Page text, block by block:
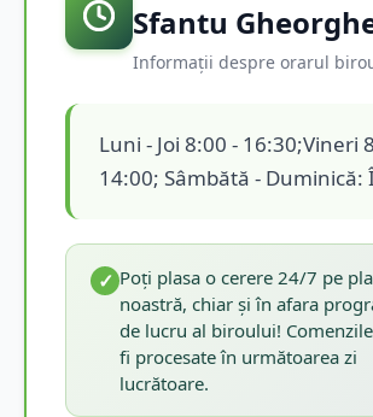
Sfantu
Informații despre orarul
Luni - Joi 8:00 - 16:30;Vineri
14:00; Sâmbătă - Duminică:
✓ Poți plasa o cerere 24/7 pe
noastră, chiar și în afara
de lucru al biroului!
fi procesate în următoarea zi
lucrătoare.